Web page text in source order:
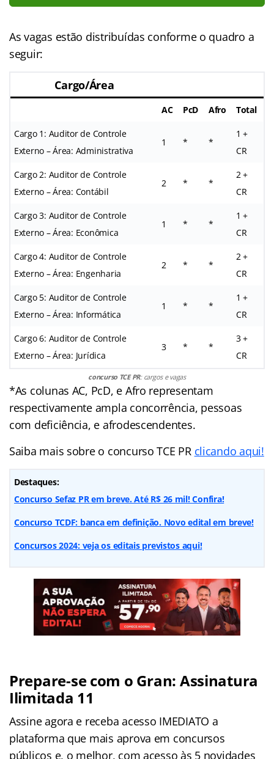
As vagas estão distribuídas conforme o quadro a
seguir:
Cargo/Área
AC PcD Afro Total
Cargo 1: Auditor de Controle
Externo – Área: Administrativa
1 * *
1 +
CR
Cargo 2: Auditor de Controle
Externo – Área: Contábil
2 * *
2 +
CR
Cargo 3: Auditor de Controle
Externo – Área: Econômica
1 * *
1 +
CR
Cargo 4: Auditor de Controle
Externo – Área: Engenharia
2 * *
2 +
CR
Cargo 5: Auditor de Controle
Externo – Área: Informática
1 * *
1 +
CR
Cargo 6: Auditor de Controle
Externo – Área: Jurídica
3 * *
3 +
CR
concurso TCE PR: cargos e vagas
*As colunas AC, PcD, e Afro representam
respectivamente ampla concorrência, pessoas
com deficiência, e afrodescendentes.
Saiba mais sobre o concurso TCE PR clicando aqui!
Destaques:
Concurso Sefaz PR em breve. Até R$ 26 mil! Confira!
Concurso TCDF: banca em definição. Novo edital em breve!
Concursos 2024: veja os editais previstos aqui!
Prepare-se com o Gran: Assinatura
Ilimitada 11
Assine agora e receba acesso IMEDIATO a
plataforma que mais aprova em concursos
públicos e, o melhor, com acesso às 5 novidades